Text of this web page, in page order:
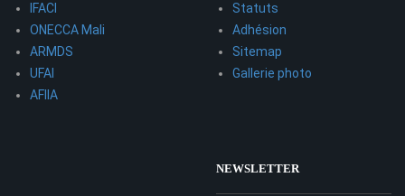
IFACI
ONECCA Mali
ARMDS
UFAI
AFIIA
Statuts
Adhésion
Sitemap
Gallerie photo
NEWSLETTER